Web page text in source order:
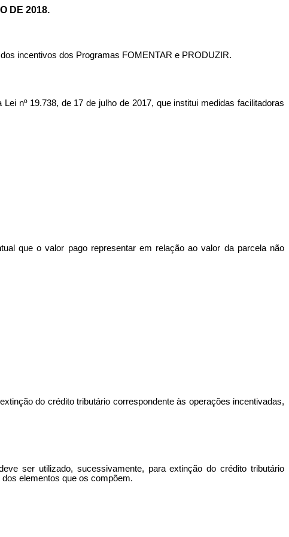
DE 2018.
incentivos dos Programas FOMENTAR e PRODUZIR.
nº 19.738, de 17 de julho de 2017, que institui medidas facilitadoras
que o valor pago representar em relação ao valor da parcela não
do crédito tributário correspondente às operações incentivadas,
ser utilizado, sucessivamente, para extinção do crédito tributário
elementos que os compõem.